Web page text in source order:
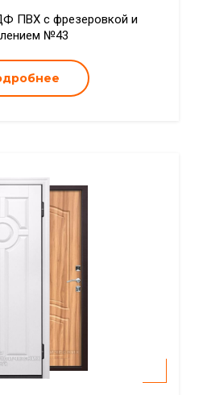
ПВХ с фрезеровкой и
№43